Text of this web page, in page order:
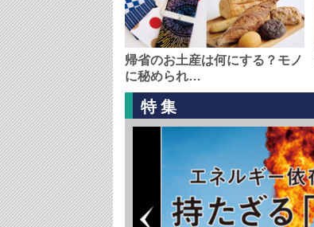
帰省のお土産は何にする？モノ
に秘められ…
特集